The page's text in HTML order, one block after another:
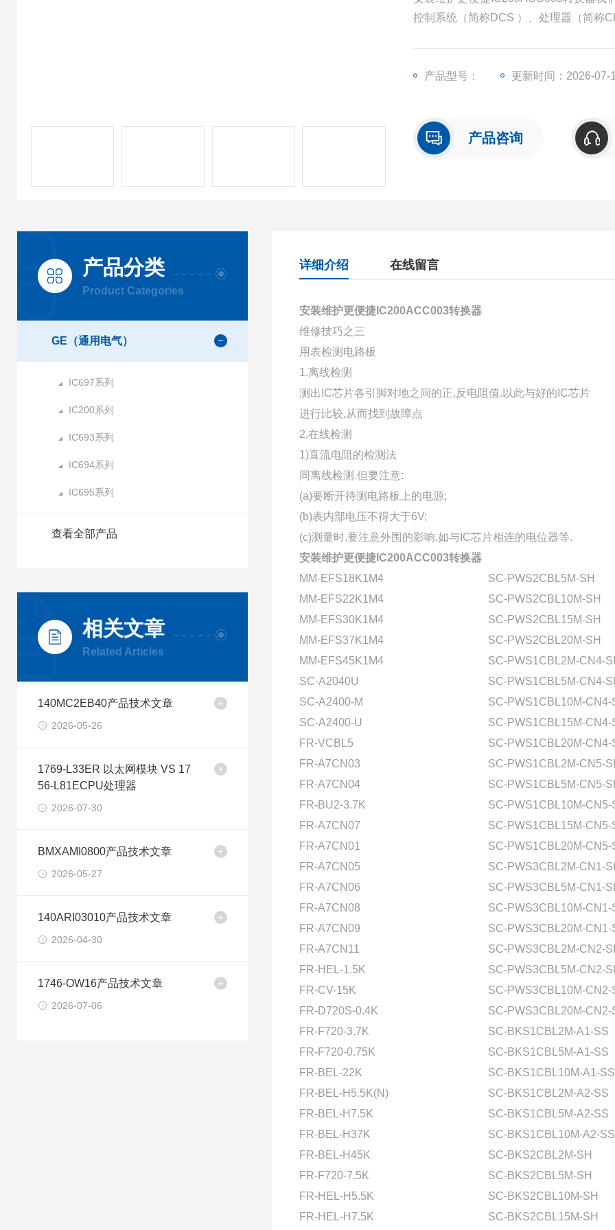
控制系统（简称DCS ）、处理器（简称
产品型号： 更新时间：2026-07-
产品咨询
产品分类
Product Categories
GE（通用电气）
IC697系列
IC200系列
IC693系列
IC694系列
IC695系列
查看全部产品
相关文章
Related Articles
140MC2EB40产品技术文章
2026-05-26
1769-L33ER 以太网模块 VS 17
56-L81ECPU处理器
2026-07-30
BMXAMI0800产品技术文章
2026-05-27
140ARI03010产品技术文章
2026-04-30
1746-OW16产品技术文章
2026-07-06
详细介绍 在线留言
安装维护更便捷IC200ACC003转换器
维修技巧之三
用表检测电路板
1.离线检测
测出IC芯片各引脚对地之间的正,反电阻值.以此与好的IC芯片
进行比较,从而找到故障点
2.在线检测
1)直流电阻的检测法
同离线检测.但要注意:
(a)要断开待测电路板上的电源;
(b)表内部电压不得大于6V;
(c)测量时,要注意外围的影响.如与IC芯片相连的电位器等.
安装维护更便捷IC200ACC003转换器
MM-EFS18K1M4
SC-PWS2CBL5M-SH
MM-EFS22K1M4
SC-PWS2CBL10M-SH
MM-EFS30K1M4
SC-PWS2CBL15M-SH
MM-EFS37K1M4
SC-PWS2CBL20M-SH
MM-EFS45K1M4
SC-PWS1CBL2M-CN4-
SC-A2040U
SC-PWS1CBL5M-CN4-
SC-A2400-M
SC-PWS1CBL10M-CN4-
SC-A2400-U
SC-PWS1CBL15M-CN4-
FR-VCBL5
SC-PWS1CBL20M-CN4-
FR-A7CN03
SC-PWS1CBL2M-CN5-
FR-A7CN04
SC-PWS1CBL5M-CN5-
FR-BU2-3.7K
SC-PWS1CBL10M-CN5-
FR-A7CN07
SC-PWS1CBL15M-CN5-
FR-A7CN01
SC-PWS1CBL20M-CN5-
FR-A7CN05
SC-PWS3CBL2M-CN1-
FR-A7CN06
SC-PWS3CBL5M-CN1-
FR-A7CN08
SC-PWS3CBL10M-CN1-
FR-A7CN09
SC-PWS3CBL20M-CN1-
FR-A7CN11
SC-PWS3CBL2M-CN2-
FR-HEL-1.5K
SC-PWS3CBL5M-CN2-
FR-CV-15K
SC-PWS3CBL10M-CN2-
FR-D720S-0.4K
SC-PWS3CBL20M-CN2-
FR-F720-3.7K
SC-BKS1CBL2M-A1-SS
FR-F720-0.75K
SC-BKS1CBL5M-A1-SS
FR-BEL-22K
SC-BKS1CBL10M-A1-SS
FR-BEL-H5.5K(N)
SC-BKS1CBL2M-A2-SS
FR-BEL-H7.5K
SC-BKS1CBL5M-A2-SS
FR-BEL-H37K
SC-BKS1CBL10M-A2-SS
FR-BEL-H45K
SC-BKS2CBL2M-SH
FR-F720-7.5K
SC-BKS2CBL5M-SH
FR-HEL-H5.5K
SC-BKS2CBL10M-SH
FR-HEL-H7.5K
SC-BKS2CBL15M-SH